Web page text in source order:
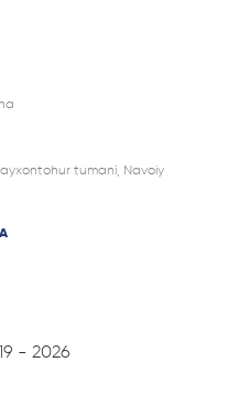
tumani, Navoiy
- 2026